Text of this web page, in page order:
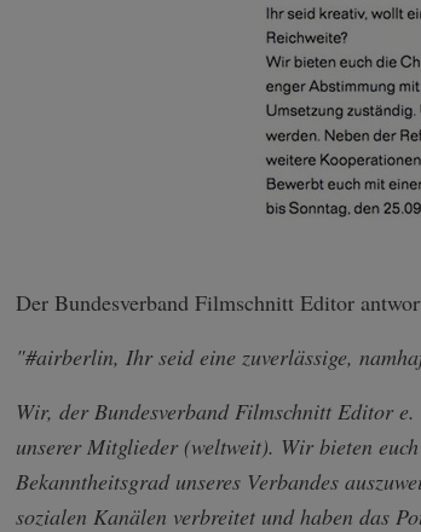
Der Bundesverband Filmschnitt Editor
"#airberlin, Ihr seid eine zuverlässige,
Wir, der Bundesverband Filmschnitt Editor
unserer Mitglieder (weltweit). Wir bieten
Bekanntheitsgrad unseres Verbandes
sozialen Kanälen verbreitet und haben das